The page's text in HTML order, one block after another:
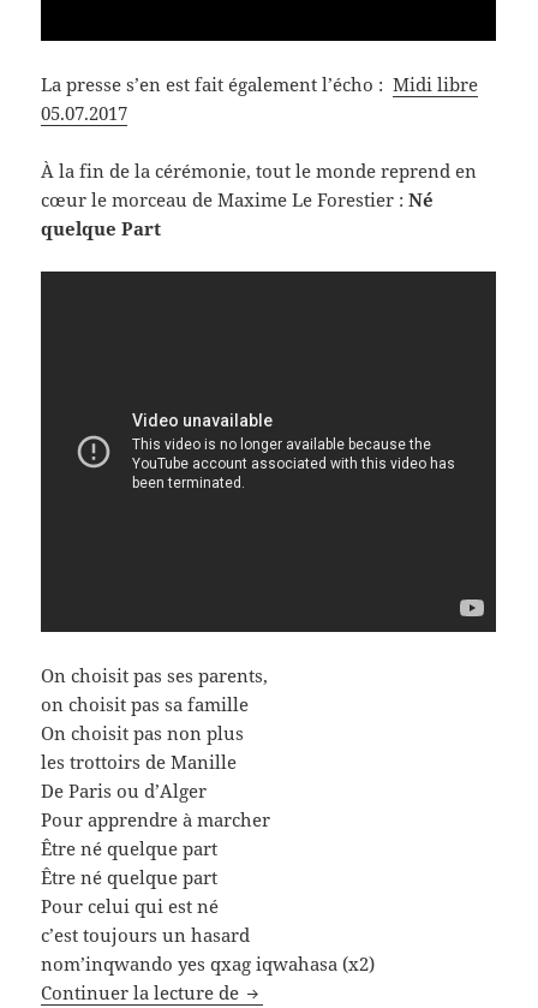
La presse s’en est fait également l’écho :Midi libre
05.07.2017
À la fin de la cérémonie, tout le monde reprend en
cœur le morceau de Maxime Le Forestier :Né
quelque Part
On choisit pas ses parents,
on choisit pas sa famille
On choisit pas non plus
les trottoirs de Manille
De Paris ou d’Alger
Pour apprendre à marcher
Être né quelque part
Être né quelque part
Pour celui qui est né
c’est toujours un hasard
nom’inqwando yes qxag iqwahasa (x2)
Continuer la lecture de Parainage des réfugiés Soudanais